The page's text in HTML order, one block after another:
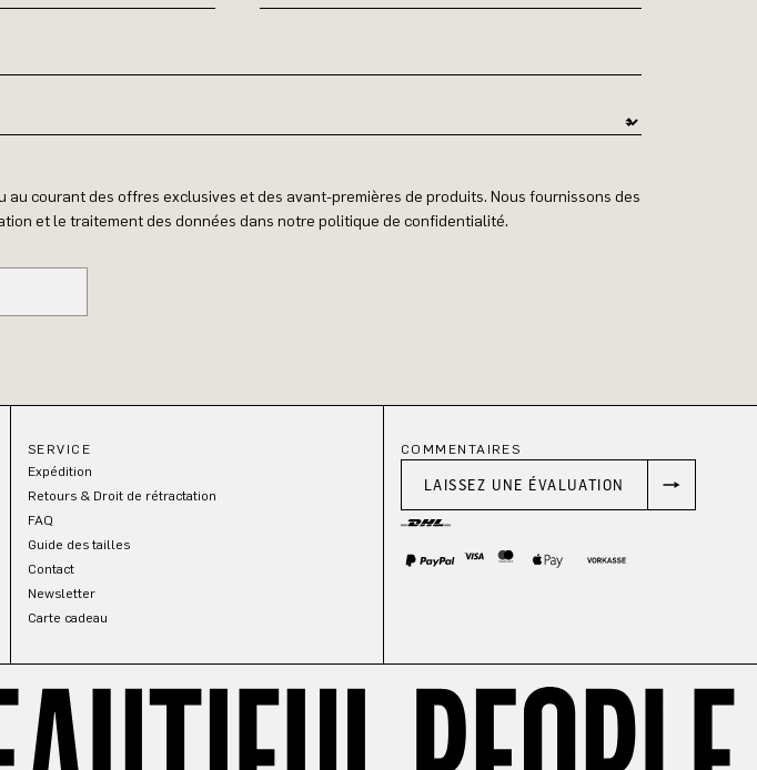
au courant des offres exclusives et des avant-premières de produits. Nous fournissons des
et le traitement des données dans notre politique de confidentialité.
SERVICE
Expédition
Retours & Droit de rétractation
FAQ
Guide des tailles
Contact
Newsletter
Carte cadeau
COMMENTAIRES
LAISSEZ UNE ÉVALUATION